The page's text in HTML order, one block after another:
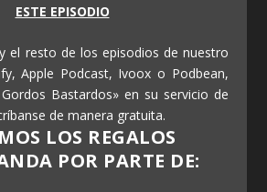
ESTE EPISODIO
el resto de los episodios de nuestro
Apple Podcast, Ivoox o Podbean,
Bastardos» en su servicio de
de manera gratuita.
LOS REGALOS
POR PARTE DE: